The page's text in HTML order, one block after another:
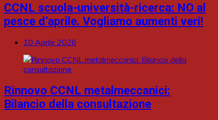
CCNL scuola-università-ricerca: NO al
pesce d’aprile. Vogliamo aumenti veri!
10 Aprile 2026
Rinnovo CCNL metalmeccanici:
Bilancio della consultazione